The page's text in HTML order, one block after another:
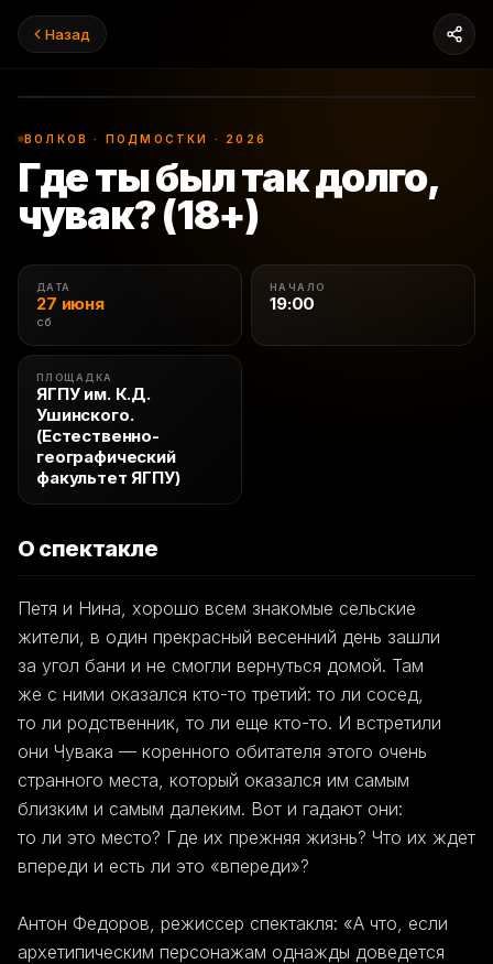
Назад
ВОЛКОВ · ПОДМОСТКИ · 2026
Где ты был так долго,
чувак? (18+)
ДАТА
27 июня
сб
НАЧАЛО
19:00
ПЛОЩАДКА
ЯГПУ им. К.Д.
Ушинского.
(Естественно-
географический
факультет ЯГПУ)
О спектакле
Петя и Нина, хорошо всем знакомые сельские
жители, в один прекрасный весенний день зашли
за угол бани и не смогли вернуться домой. Там
же с ними оказался кто-то третий: то ли сосед,
то ли родственник, то ли еще кто-то. И встретили
они Чувака — коренного обитателя этого очень
странного места, который оказался им самым
близким и самым далеким. Вот и гадают они:
то ли это место? Где их прежняя жизнь? Что их ждет
впереди и есть ли это «впереди»?
Антон Федоров, режиссер спектакля: «А что, если
архетипическим персонажам однажды доведется